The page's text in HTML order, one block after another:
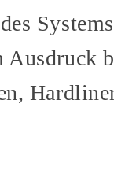
Ausdruck